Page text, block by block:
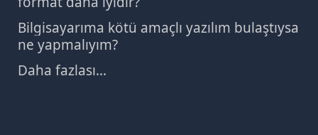
Bilgisayarıma kötü amaçlı yazılım bulaştıysa
ne yapmalıyım?
Daha fazlası...